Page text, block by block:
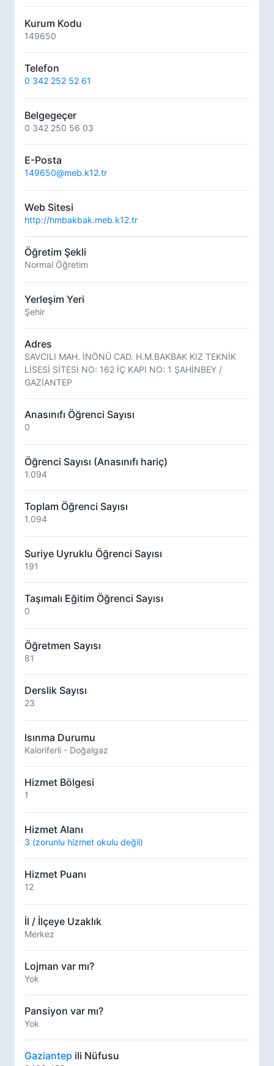
Kurum Kodu
149650
Telefon
0 342 252 52 61
Belgegeçer
0 342 250 56 03
E-Posta
149650@meb.k12.tr
Web Sitesi
http://hmbakbak.meb.k12.tr
Öğretim Şekli
Normal Öğretim
Yerleşim Yeri
Şehir
Adres
SAVCILI MAH. İNÖNÜ CAD. H.M.BAKBAK KIZ TEKNİK
LİSESİ SİTESİ NO: 162 İÇ KAPI NO: 1 ŞAHİNBEY /
GAZİANTEP
Anasınıfı Öğrenci Sayısı
0
Öğrenci Sayısı (Anasınıfı hariç)
1.094
Toplam Öğrenci Sayısı
1.094
Suriye Uyruklu Öğrenci Sayısı
191
Taşımalı Eğitim Öğrenci Sayısı
0
Öğretmen Sayısı
81
Derslik Sayısı
23
Isınma Durumu
Kaloriferli - Doğalgaz
Hizmet Bölgesi
1
Hizmet Alanı
3 (zorunlu hizmet okulu değil)
Hizmet Puanı
12
İl / İlçeye Uzaklık
Merkez
Lojman var mı?
Yok
Pansiyon var mı?
Yok
Gaziantep ili Nüfusu